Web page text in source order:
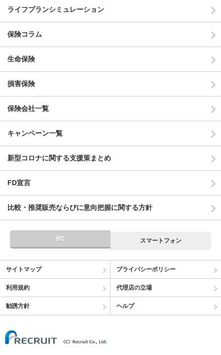
ライフプランシミュレーション
保険コラム
生命保険
損害保険
保険会社一覧
キャンペーン一覧
新型コロナに関する支援策まとめ
FD宣言
比較・推奨販売ならびに意向把握に関する方針
PC スマートフォン
サイトマップ プライバシーポリシー
利用規約 代理店の立場
勧誘方針 ヘルプ